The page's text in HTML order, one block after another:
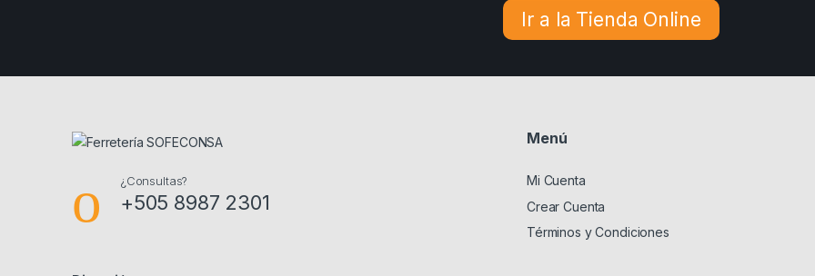
Ir a la Tienda Online
¿Consultas?
+505 8987 2301
Menú
Mi Cuenta
Crear Cuenta
Términos y Condiciones